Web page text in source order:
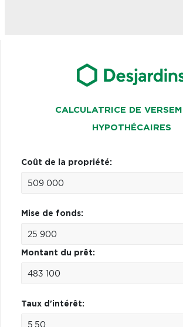
CALCULATRICE DE
HYPOTHÉCAIRES
Coût de la propriété:
Mise de fonds:
Montant du prêt:
Taux d'intérêt: